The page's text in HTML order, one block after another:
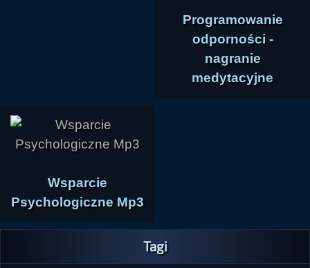
Programowanie
odporności -
nagranie
medytacyjne
Wsparcie
Psychologiczne Mp3
Tagi